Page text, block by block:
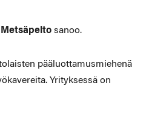
Metsäpeltosanoo.
pääluottamusmiehenä
Yrityksessä on